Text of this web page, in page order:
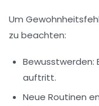
Um
zu beachten:
Bewusstwerden:
auftritt.
Neue Routinen